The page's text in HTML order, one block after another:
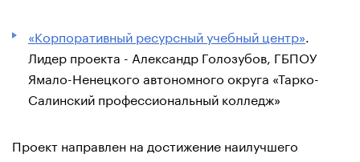
«Корпоративный ресурсный учебный центр»
Лидер проекта - Александр Голозубов, ГБПОУ
Ямало-Ненецкого автономного округа «Тарко-
Салинский профессиональный колледж»
Проект направлен на достижение наилучшего